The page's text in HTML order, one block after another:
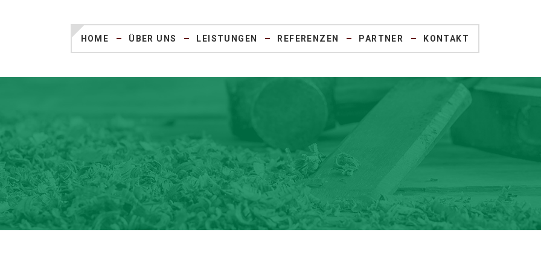
HOME ÜBER UNS LEISTUNGEN REFERENZEN PARTNER KONTAKT